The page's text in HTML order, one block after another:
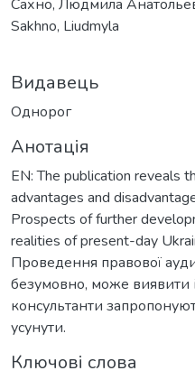
Сахно, Людмила
Sakhno, Liudmyla
Видавець
Однорог
Анотація
EN: The publication reveals
advantages and
Prospects of further
realities of present-day
Проведення правової
безумовно, може виявити
консультанти
усунути.
Ключові слова